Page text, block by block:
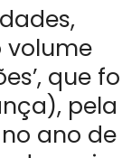
volume
que
pela
ano de